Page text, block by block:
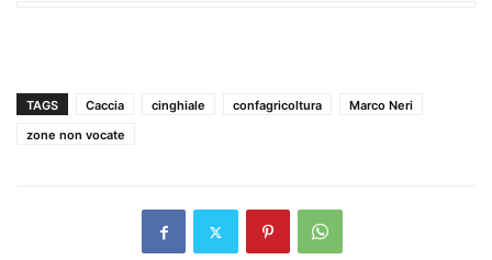
TAGS Caccia cinghiale confagricoltura
Marco Neri
zone non vocate